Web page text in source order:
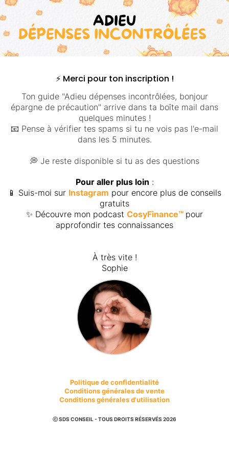
⚡️ Merci pour ton inscription !
Ton guide "Adieu dépenses incontrôlées, bonjour
épargne de précaution" arrive dans ta boîte mail dans
quelques minutes !
📧 Pense à vérifier tes spams si tu ne vois pas l'e-mail
dans les 5 minutes.
💭 Je reste disponible si tu as des questions
Pour aller plus loin :
📱 Suis-moi sur Instagram pour encore plus de conseils
gratuits
✨ Découvre mon podcast CosyFinance™ pour
approfondir tes connaissances
À très vite !
Sophie
Politique de confidentialité
Conditions générales de vente
Conditions générales d'utilisation
ⓒ SDS CONSEIL - TOUS DROITS RÉSERVÉS 2026